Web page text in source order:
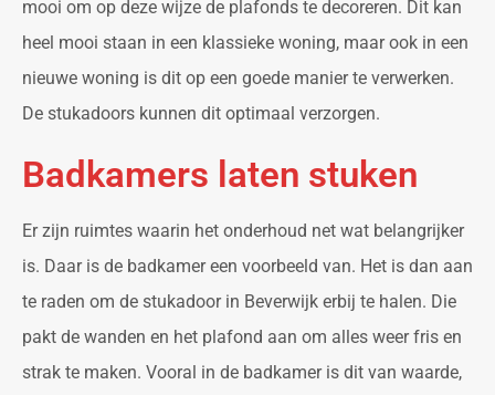
mooi om op deze wijze de plafonds te decoreren. Dit kan
heel mooi staan in een klassieke woning, maar ook in een
nieuwe woning is dit op een goede manier te verwerken.
De stukadoors kunnen dit optimaal verzorgen.
Badkamers laten stuken
Er zijn ruimtes waarin het onderhoud net wat belangrijker
is. Daar is de badkamer een voorbeeld van. Het is dan aan
te raden om de stukadoor in Beverwijk erbij te halen. Die
pakt de wanden en het plafond aan om alles weer fris en
strak te maken. Vooral in de badkamer is dit van waarde,